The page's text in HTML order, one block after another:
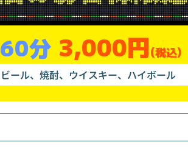
60分 3,000円(税込)
ビール、焼酎、ウイスキー、ハイボール